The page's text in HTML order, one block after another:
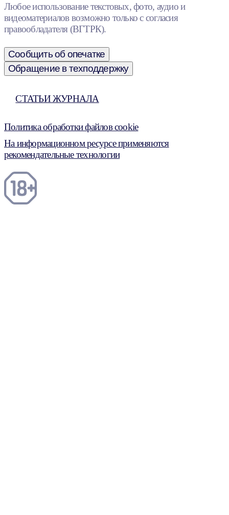
Любое использование текстовых, фото, аудио и
видеоматериалов возможно только с согласия
правообладателя (ВГТРК).
Сообщить об опечатке
Обращение в техподдержку
СТАТЬИ ЖУРНАЛА
Политика обработки файлов cookie
На информационном ресурсе применяются
рекомендательные технологии